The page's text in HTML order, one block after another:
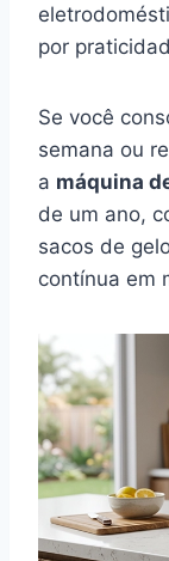
por
Se você
semana ou
a máquina
de um ano,
sacos de
contínua em